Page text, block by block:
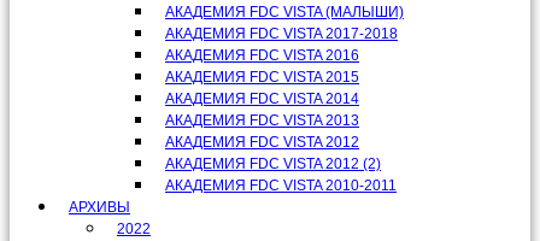
АКАДЕМИЯ FDC VISTA (МАЛЫШИ)
АКАДЕМИЯ FDC VISTA 2017-2018
АКАДЕМИЯ FDC VISTA 2016
АКАДЕМИЯ FDC VISTA 2015
АКАДЕМИЯ FDC VISTA 2014
АКАДЕМИЯ FDC VISTA 2013
АКАДЕМИЯ FDC VISTA 2012
АКАДЕМИЯ FDC VISTA 2012 (2)
АКАДЕМИЯ FDC VISTA 2010-2011
АРХИВЫ
2022